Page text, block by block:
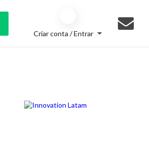
Criar conta / Entrar